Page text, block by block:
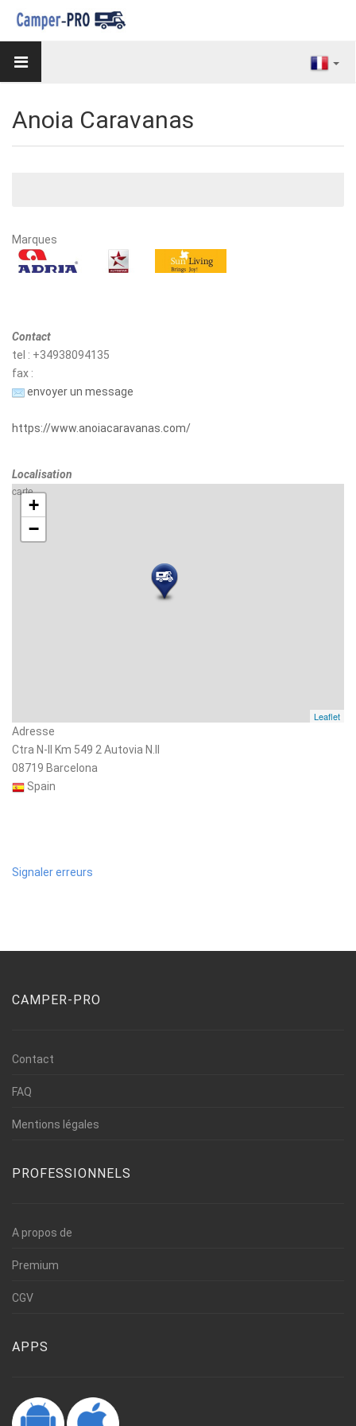
Anoia Caravanas
Marques
Contact
tel : +34938094135
fax :
envoyer un message
https://www.anoiacaravanas.com/
Localisation
carte
+
−
Leaflet
Adresse
Ctra N-II Km 549 2 Autovia N.II
08719 Barcelona
Spain
Signaler erreurs
CAMPER-PRO
Contact
FAQ
Mentions légales
PROFESSIONNELS
A propos de
Premium
CGV
APPS